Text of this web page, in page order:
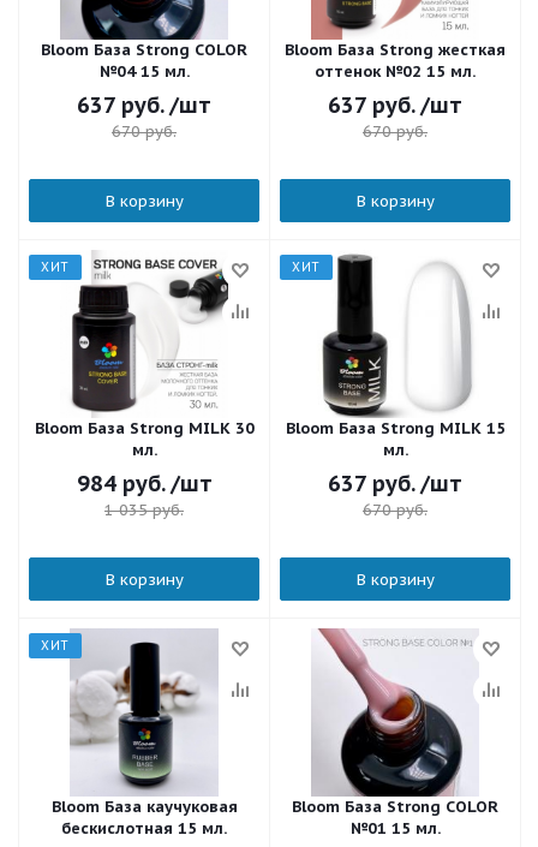
Bloom База Strong COLOR
№04 15 мл.
637 руб. /шт
670руб.
В корзину
Bloom База Strong жесткая
оттенок №02 15 мл.
637 руб. /шт
670руб.
В корзину
ХИТ
Bloom База Strong MILK 30
мл.
984руб. /шт
1 035руб.
В корзину
ХИТ
Bloom База Strong MILK 15
мл.
637 руб. /шт
670руб.
В корзину
ХИТ
Bloom База каучуковая
бескислотная 15 мл.
Bloom База Strong COLOR
№01 15 мл.